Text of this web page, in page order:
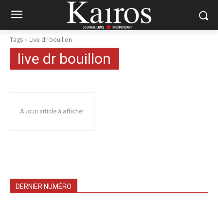
Tags Live dr bouillon
live dr bouillon
Aucun article à afficher
DERNIER NUMÉRO